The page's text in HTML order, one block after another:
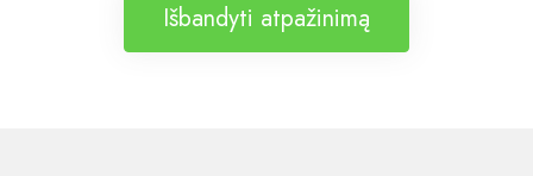
Išbandyti atpažinimą